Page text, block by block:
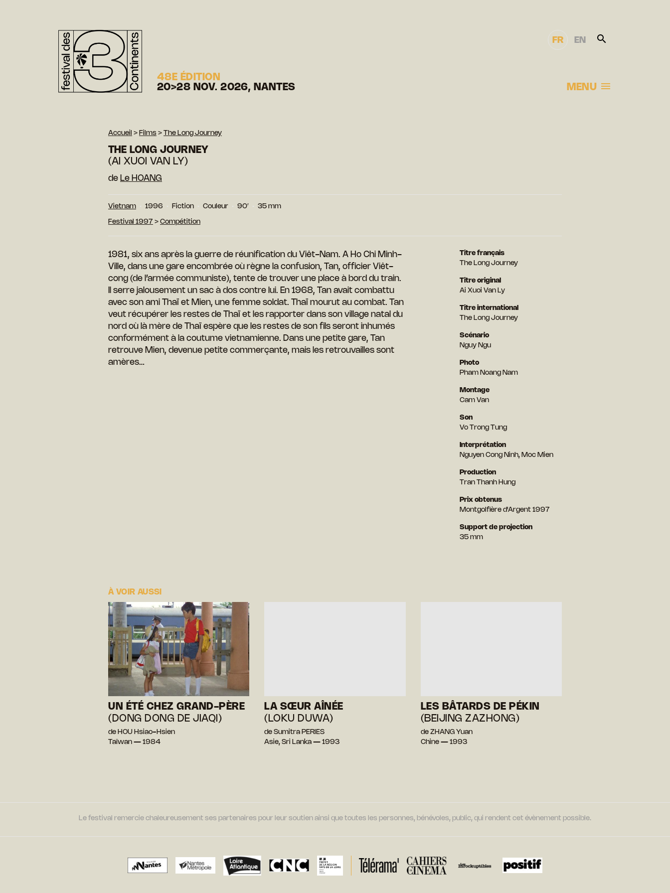
48E ÉDITION
20>28 NOV. 2026, NANTES
FR EN
MENU
Accueil > Films > The Long Journey
THE LONG JOURNEY
(AI XUOI VAN LY)
de Le HOANG
Vietnam 1996 Fiction Couleur 90′ 35 mm
Festival 1997 > Compétition
1981, six ans après la guerre de réunification du Viêt-Nam. A Ho Chi Minh-
Ville, dans une gare encombrée où règne la confusion, Tan, officier Viêt-
cong (de l’armée communiste), tente de trouver une place à bord du train.
Il serre jalousement un sac à dos contre lui. En 1968, Tan avait combattu
avec son ami Thaï et Mien, une femme soldat. Thaï mourut au combat. Tan
veut récupérer les restes de Thaï et les rapporter dans son village natal du
nord où là mère de Thaï espère que les restes de son fils seront inhumés
conformément à la coutume vietnamienne. Dans une petite gare, Tan
retrouve Mien, devenue petite commerçante, mais les retrouvailles sont
amères…
Titre français
The Long Journey
Titre original
Ai Xuoi Van Ly
Titre international
The Long Journey
Scénario
Nguy Ngu
Photo
Pham Noang Nam
Montage
Cam Van
Son
Vo Trong Tung
Interprétation
Nguyen Cong Ninh, Moc Mien
Production
Tran Thanh Hung
Prix obtenus
Montgolfière d'Argent 1997
Support de projection
35 mm
À VOIR AUSSI
UN ÉTÉ CHEZ GRAND-PÈRE
(DONG DONG DE JIAQI)
de HOU Hsiao-Hsien
Taïwan — 1984
LA SŒUR AÎNÉE
(LOKU DUWA)
de Sumitra PERIES
Asie, Sri Lanka — 1993
LES BÂTARDS DE PÉKIN
(BEIJING ZAZHONG)
de ZHANG Yuan
Chine — 1993
Le festival remercie chaleureusement ses partenaires pour leur soutien ainsi que toutes les personnes, bénévoles, public, qui rendent cet évènement possible.